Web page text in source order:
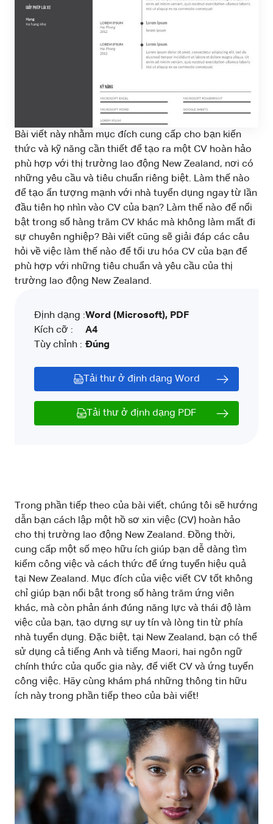
Bài viết này nhằm mục đích cung cấp cho bạn kiến
thức và kỹ năng cần thiết để tạo ra một CV hoàn hảo
phù hợp với thị trường lao động New Zealand, nơi có
những yêu cầu và tiêu chuẩn riêng biệt. Làm thế nào
để tạo ấn tượng mạnh với nhà tuyển dụng ngay từ lần
đầu tiên họ nhìn vào CV của bạn? Làm thế nào để nổi
bật trong số hàng trăm CV khác mà không làm mất đi
sự chuyên nghiệp? Bài viết cũng sẽ giải đáp các câu
hỏi về việc làm thế nào để tối ưu hóa CV của bạn để
phù hợp với những tiêu chuẩn và yêu cầu của thị
trường lao động New Zealand.
Định dạng :
Kích cỡ :
Tùy chỉnh :
Word (Microsoft), PDF
A4
Đúng
Tải thư ở định dạng Word
Tải thư ở định dạng PDF
Trong phần tiếp theo của bài viết, chúng tôi sẽ hướng
dẫn bạn cách lập một hồ sơ xin việc (CV) hoàn hảo
cho thị trường lao động New Zealand. Đồng thời,
cung cấp một số mẹo hữu ích giúp bạn dễ dàng tìm
kiếm công việc và cách thức để ứng tuyển hiệu quả
tại New Zealand. Mục đích của việc viết CV tốt không
chỉ giúp bạn nổi bật trong số hàng trăm ứng viên
khác, mà còn phản ánh đúng năng lực và thái độ làm
việc của bạn, tạo dựng sự uy tín và lòng tin từ phía
nhà tuyển dụng. Đặc biệt, tại New Zealand, bạn có thể
sử dụng cả tiếng Anh và tiếng Maori, hai ngôn ngữ
chính thức của quốc gia này, để viết CV và ứng tuyển
công việc. Hãy cùng khám phá những thông tin hữu
ích này trong phần tiếp theo của bài viết!